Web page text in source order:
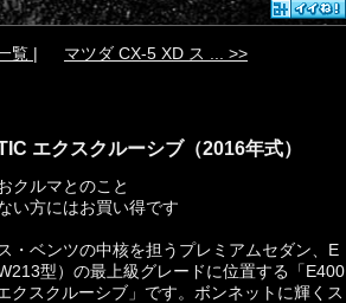
覧 | マツダ CX-5 XD ス ... >>
エクスクルーシブ（2016年式）
クルマとのこと
い方にはお買い得です
・ベンツの中核を担うプレミアムセダン、E
型）の最上級グレードに位置する「E400
クスクルーシブ」です。ボンネットに輝くス